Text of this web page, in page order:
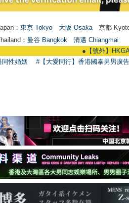
： 東京 Tokyo 大阪 Osaka 京都
： 曼谷 Bangkok
清邁 Chiangmai
【號外】
同性婚姻 #【大愛同行】香港國泰男男廣告